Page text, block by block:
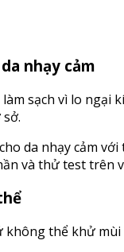
nhạy cảm
sạch vì lo
da nhạy cảm
và thử test trên
thể khử